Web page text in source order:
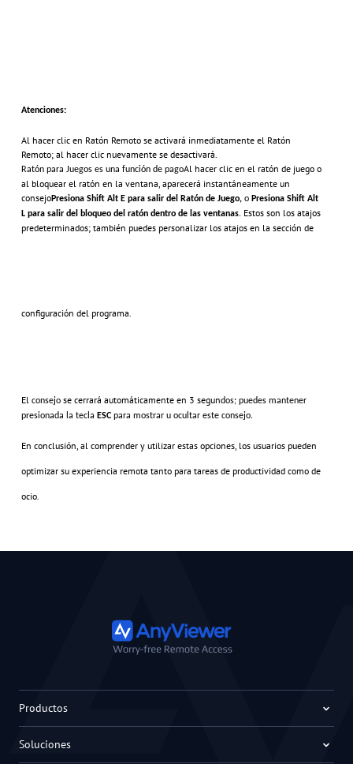
Atenciones:
Al hacer clic en Ratón Remoto se activará inmediatamente el Ratón
Remoto; al hacer clic nuevamente se desactivará.
Ratón para Juegos es una función de pagoAl hacer clic en el ratón de juego o
al bloquear el ratón en la ventana, aparecerá instantáneamente un
consejoPresiona Shift Alt E para salir del Ratón de Juego,o Presiona Shift Alt
L para salir del bloqueo del ratón dentro de las ventanas.Estos son los atajos
predeterminados; también puedes personalizar los atajos en la sección de
configuración del programa.
El consejo se cerrará automáticamente en 3 segundos; puedes mantener
presionada la tecla ESCpara mostrar u ocultar este consejo.
En conclusión, al comprender y utilizar estas opciones, los usuarios pueden
optimizar su experiencia remota tanto para tareas de productividad como de
ocio.
Productos
Soluciones